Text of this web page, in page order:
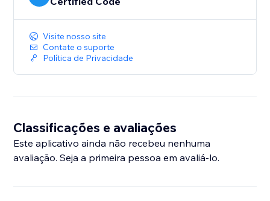
Visite nosso site
Contate o suporte
Política de Privacidade
Classificações e avaliações
Este aplicativo ainda não recebeu nenhuma
avaliação. Seja a primeira pessoa em avaliá-lo.